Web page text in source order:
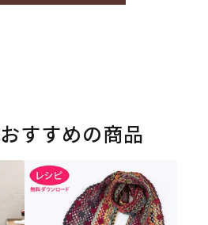
すすめの商品